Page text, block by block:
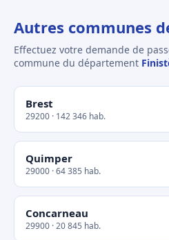
Autres communes
Effectuez votre demande de
commune du département
Brest
29200 · 142 346 hab.
Quimper
29000 · 64 385 hab.
Concarneau
29900 · 20 845 hab.